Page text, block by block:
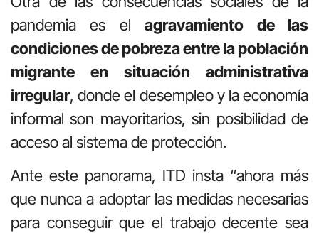
pandemia es elagravamiento de las
condiciones de pobreza entre la población
migrante en situación administrativa
irregular, donde el desempleo y la economía
informal son mayoritarios, sin posibilidad de
acceso al sistema de protección.
Ante este panorama, ITD insta “ahora más
que nunca a adoptar las medidas necesarias
para conseguir que el trabajo decente sea